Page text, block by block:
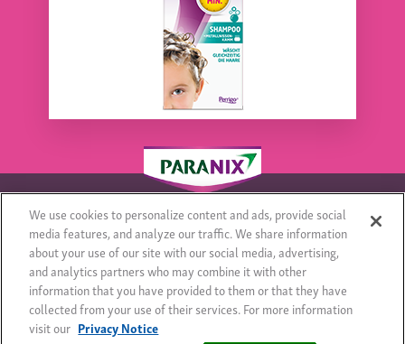
© 2018 - All rights reserved Impressum
Sitemap
Privacy Notice
Cookie Statement Cookie List
We use cookies to personalize content and ads, provide social
media features, and analyze our traffic. We share information
about your use of our site with our social media, advertising,
and analytics partners who may combine it with other
information that you have provided to them or that they have
collected from your use of their services. For more information
visit our Privacy Notice